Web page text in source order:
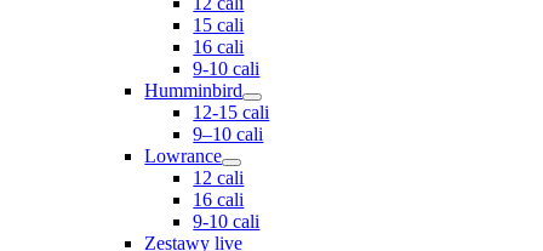
15 cali
16 cali
9-10 cali
Humminbird
12-15 cali
9–10 cali
Lowrance
12 cali
16 cali
9-10 cali
Zestawy live